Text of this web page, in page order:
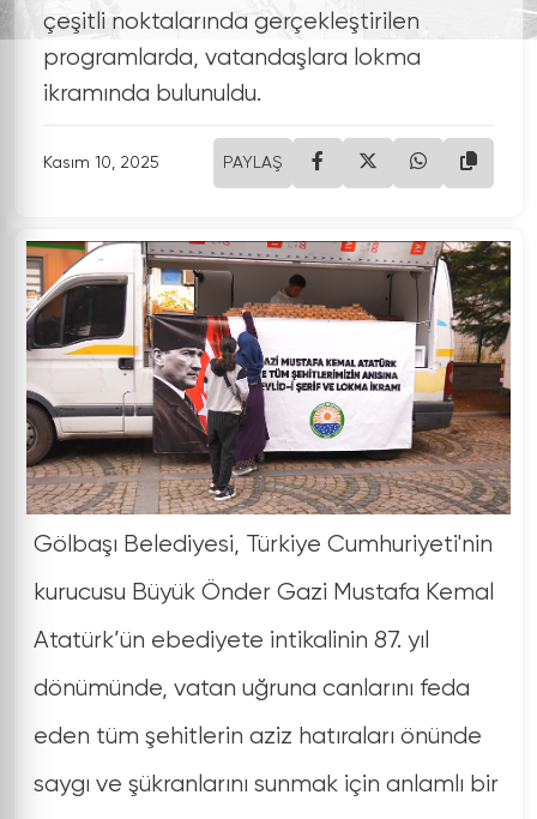
çeşitli noktalarında gerçekleştirilen
programlarda, vatandaşlara lokma
ikramında bulunuldu.
Kasım 10, 2025 PAYLAŞ
Gölbaşı Belediyesi, Türkiye Cumhuriyeti'nin
kurucusu Büyük Önder Gazi Mustafa Kemal
Atatürk’ün ebediyete intikalinin 87. yıl
dönümünde, vatan uğruna canlarını feda
eden tüm şehitlerin aziz hatıraları önünde
saygı ve şükranlarını sunmak için anlamlı bir